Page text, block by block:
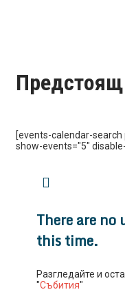
[events-calendar-
show-events="5"
There are no
this time.
Разгледайте и
"Събития"